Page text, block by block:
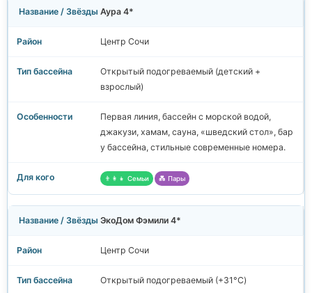
Аура 4*
Центр Сочи
Открытый подогреваемый (детский +
взрослый)
Первая линия, бассейн с морской водой,
джакузи, хамам, сауна, «шведский стол», бар
у бассейна, стильные современные номера.
👨‍👩‍👧 Семьи 💑 Пары
ЭкоДом Фэмили 4*
Центр Сочи
Открытый подогреваемый (+31°C)